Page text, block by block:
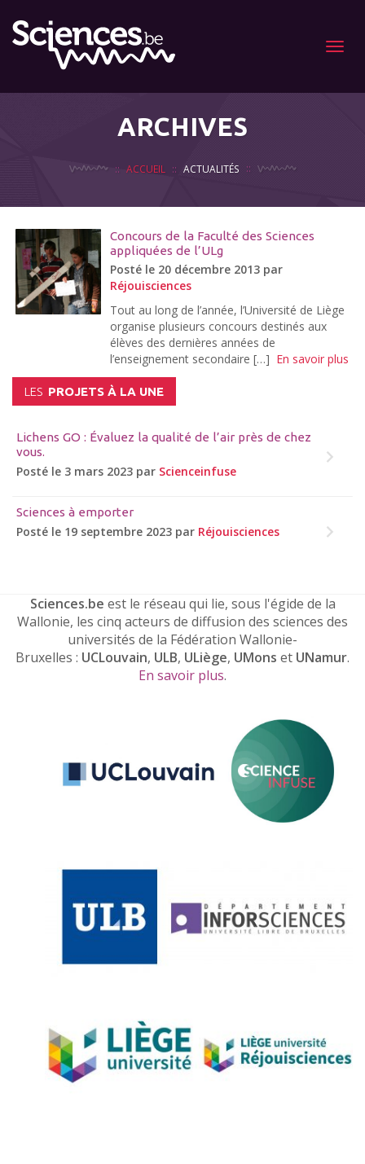
Menu
ARCHIVES
ACCUEIL ACTUALITÉS
Concours de la Faculté des Sciences
appliquées de l’ULg
Posté le 20 décembre 2013 par
Réjouisciences
Tout au long de l’année, l’Université de Liège
organise plusieurs concours destinés aux
élèves des dernières années de
l’enseignement secondaire […] En savoir plus
LES PROJETS À LA UNE
Lichens GO : Évaluez la qualité de l’air près de chez
vous.
Posté le 3 mars 2023 par Scienceinfuse
Sciences à emporter
Posté le 19 septembre 2023 par Réjouisciences
Sciences.be est le réseau qui lie, sous l'égide de la
Wallonie, les cinq acteurs de diffusion des sciences des
universités de la Fédération Wallonie-
Bruxelles : UCLouvain, ULB, ULiège, UMons et UNamur.
En savoir plus.